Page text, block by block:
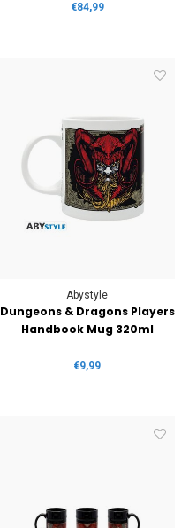
€84,99
Abystyle
Dungeons & Dragons Players
Handbook Mug 320ml
€9,99